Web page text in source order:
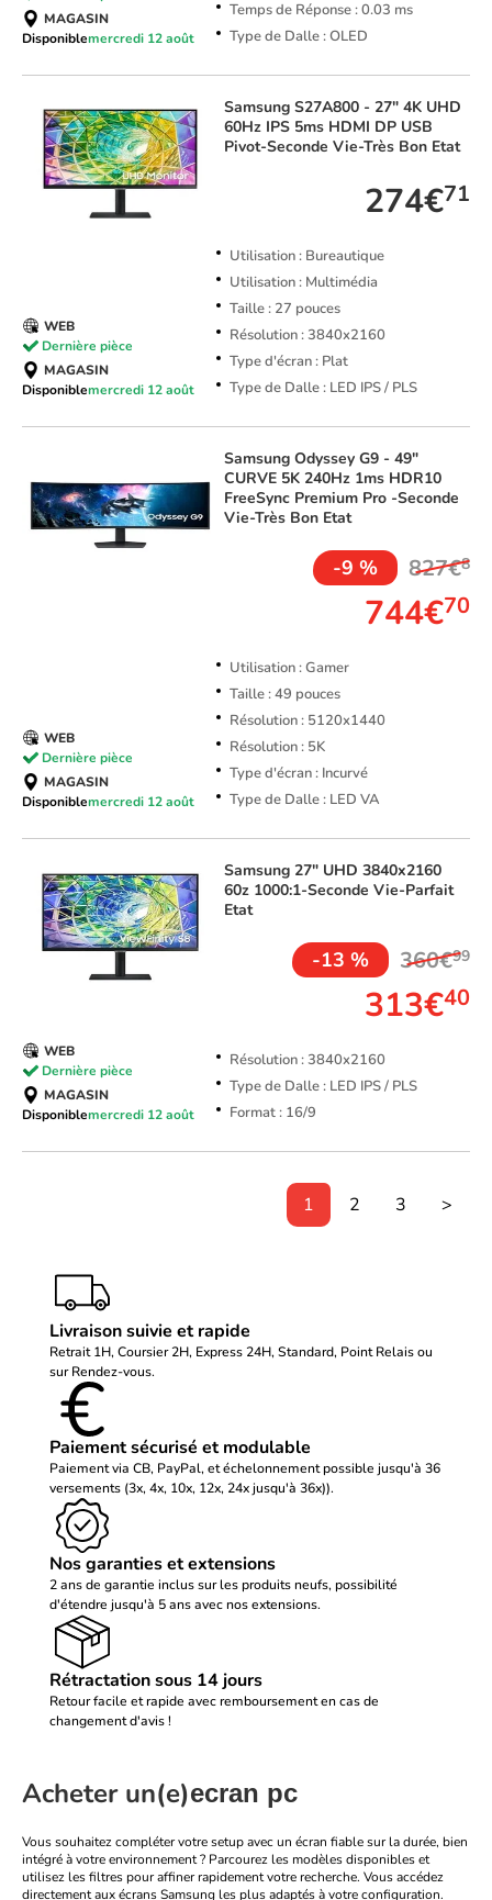
Temps de Réponse : 0.03 ms
Type de Dalle : OLED
MAGASIN
Disponiblemercredi 12 août
Samsung S27A800 - 27" 4K UHD
60Hz IPS 5ms HDMI DP USB
Pivot-Seconde Vie-Très Bon Etat
274€71
Utilisation : Bureautique
Utilisation : Multimédia
Taille : 27 pouces
Résolution : 3840x2160
Type d'écran : Plat
Type de Dalle : LED IPS / PLS
WEB
Dernière pièce
MAGASIN
Disponiblemercredi 12 août
Samsung Odyssey G9 - 49"
CURVE 5K 240Hz 1ms HDR10
FreeSync Premium Pro -Seconde
Vie-Très Bon Etat
-9 % 827€8
744€70
Utilisation : Gamer
Taille : 49 pouces
Résolution : 5120x1440
Résolution : 5K
Type d'écran : Incurvé
Type de Dalle : LED VA
WEB
Dernière pièce
MAGASIN
Disponiblemercredi 12 août
Samsung 27" UHD 3840x2160
60z 1000:1-Seconde Vie-Parfait
Etat
-13 % 360€99
313€40
Résolution : 3840x2160
Type de Dalle : LED IPS / PLS
Format : 16/9
WEB
Dernière pièce
MAGASIN
Disponiblemercredi 12 août
1 2 3 >
Livraison suivie et rapide
Retrait 1H, Coursier 2H, Express 24H, Standard, Point Relais ou
sur Rendez-vous.
Paiement sécurisé et modulable
Paiement via CB, PayPal, et échelonnement possible jusqu'à 36
versements (3x, 4x, 10x, 12x, 24x jusqu'à 36x)).
Nos garanties et extensions
2 ans de garantie inclus sur les produits neufs, possibilité
d'étendre jusqu'à 5 ans avec nos extensions.
Rétractation sous 14 jours
Retour facile et rapide avec remboursement en cas de
changement d'avis !
Acheter un(e)ecran pc
Vous souhaitez compléter votre setup avec un écran fiablesur la durée, bien
intégré à votre environnement ? Parcourez les modèles disponibles et
utilisez les filtres pour affiner rapidement votre recherche. Vous accédez
directement aux écrans Samsung les plus adaptés à votre configuration.